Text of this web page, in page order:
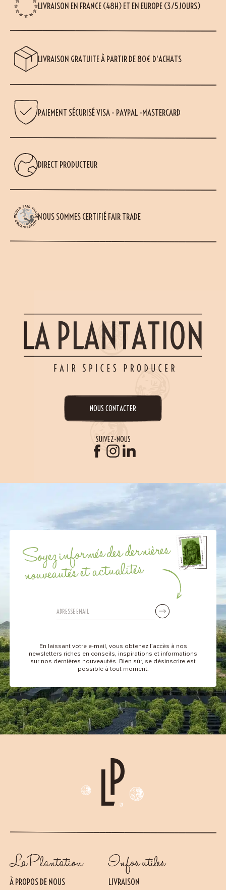
LIVRAISON EN FRANCE (48H) ET EN EUROPE (3/5 JOURS)
LIVRAISON GRATUITE À PARTIR DE 80€ D'ACHATS
PAIEMENT SÉCURISÉ VISA - PAYPAL -MASTERCARD
DIRECT PRODUCTEUR
NOUS SOMMES CERTIFIÉ FAIR TRADE
NOUS CONTACTER
SUIVEZ-NOUS
Soyez informés des dernières
nouveautés et actualités
En laissant votre e-mail, vous obtenez l’accès à nos
newsletters riches en conseils, inspirations et informations
sur nos dernières nouveautés. Bien sûr, se désinscrire est
possible à tout moment.
La Plantation
À PROPOS DE NOUS
Infos utiles
LIVRAISON